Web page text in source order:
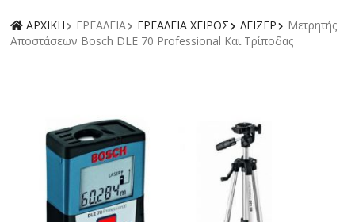
ΑΡΧΙΚΗ ΕΡΓΑΛΕΙΑ ΕΡΓΑΛΕΙΑ ΧΕΙΡΟΣ ΛΕΙΖΕΡ
Μετρητής
Αποστάσεων Bosch DLE 70 Professional Και Τρίποδας